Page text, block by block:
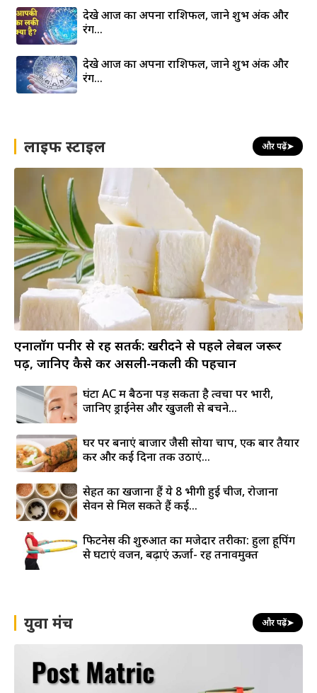
देखे आज का अपना राशिफल, जाने शुभ अंक और
रंग…
देखे आज का अपना राशिफल, जाने शुभ अंक और
रंग…
लाइफ स्टाइल और पढ़ें➤
एनालॉग पनीर से रहें सतर्क: खरीदने से पहले लेबल जरूर
पढ़ें, जानिए कैसे करें असली-नकली की पहचान
घंटों AC में बैठना पड़ सकता है त्वचा पर भारी,
जानिए ड्राईनेस और खुजली से बचने...
घर पर बनाएं बाजार जैसी सोया चाप, एक बार तैयार
करें और कई दिनों तक उठाएं...
सेहत का खजाना हैं ये 8 भीगी हुई चीजें, रोजाना
सेवन से मिल सकते हैं कई...
फिटनेस की शुरुआत का मजेदार तरीका: हुला हूपिंग
से घटाएं वजन, बढ़ाएं ऊर्जा- रहें तनावमुक्त
युवा मंच और पढ़ें➤